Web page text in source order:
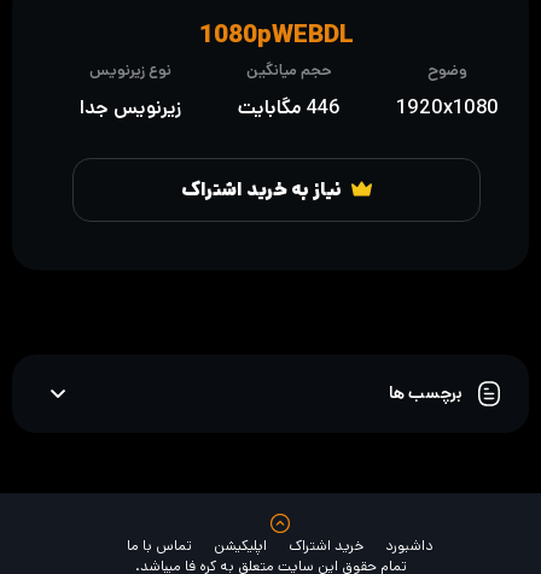
نیاز به خرید اشتراک
وضوح
1920x1080
حجم میانگین
446 مگابایت
نوع زیرنویس
زیرنویس جدا
1080pWEBDL
برچسب ها
داشبورد خرید اشتراک اپلیکیشن
تماس با ما
تمام حقوق این سایت متعلق به کره فا میباشد.